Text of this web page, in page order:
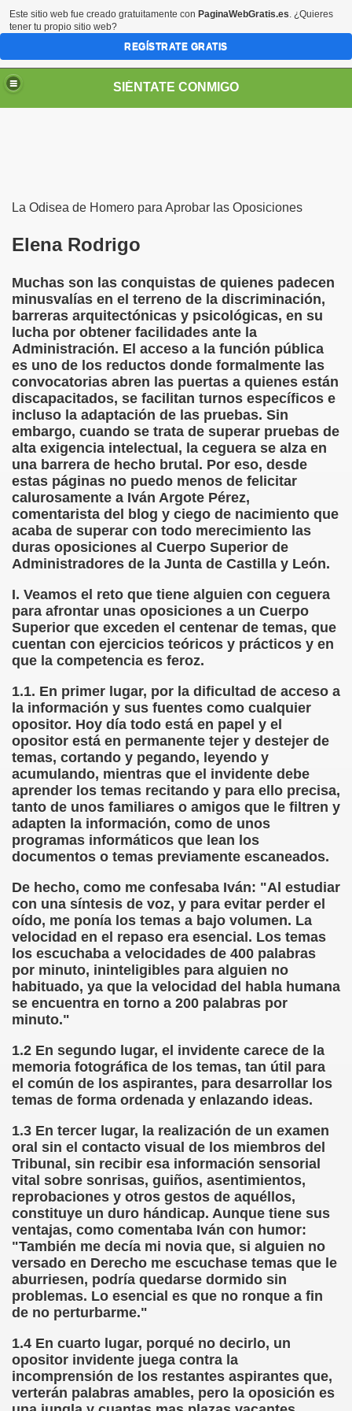
SIÉNTATE CONMIGO
La Odisea de Homero para Aprobar las Oposiciones
Elena Rodrigo
Muchas son las conquistas de quienes padecen
minusvalías en el terreno de la discriminación,
barreras arquitectónicas y psicológicas, en su
lucha por obtener facilidades ante la
Administración. El acceso a la función pública
es uno de los reductos donde formalmente las
convocatorias abren las puertas a quienes están
discapacitados, se facilitan turnos específicos e
incluso la adaptación de las pruebas. Sin
embargo, cuando se trata de superar pruebas de
alta exigencia intelectual, la ceguera se alza en
una barrera de hecho brutal. Por eso, desde
estas páginas no puedo menos de felicitar
calurosamente a Iván Argote Pérez,
comentarista del blog y ciego de nacimiento que
acaba de superar con todo merecimiento las
duras oposiciones al Cuerpo Superior de
Administradores de la Junta de Castilla y León.
I. Veamos el reto que tiene alguien con ceguera
para afrontar unas oposiciones a un Cuerpo
Superior que exceden el centenar de temas, que
cuentan con ejercicios teóricos y prácticos y en
que la competencia es feroz.
1.1. En primer lugar, por la dificultad de acceso a
la información y sus fuentes como cualquier
opositor. Hoy día todo está en papel y el
opositor está en permanente tejer y destejer de
temas, cortando y pegando, leyendo y
acumulando, mientras que el invidente debe
aprender los temas recitando y para ello precisa,
tanto de unos familiares o amigos que le filtren y
adapten la información, como de unos
programas informáticos que lean los
documentos o temas previamente escaneados.
De hecho, como me confesaba Iván: "Al estudiar
con una síntesis de voz, y para evitar perder el
oído, me ponía los temas a bajo volumen. La
velocidad en el repaso era esencial. Los temas
los escuchaba a velocidades de 400 palabras
por minuto, ininteligibles para alguien no
habituado, ya que la velocidad del habla humana
se encuentra en torno a 200 palabras por
minuto."
1.2 En segundo lugar, el invidente carece de la
memoria fotográfica de los temas, tan útil para
el común de los aspirantes, para desarrollar los
temas de forma ordenada y enlazando ideas.
1.3 En tercer lugar, la realización de un examen
oral sin el contacto visual de los miembros del
Tribunal, sin recibir esa información sensorial
vital sobre sonrisas, guiños, asentimientos,
reprobaciones y otros gestos de aquéllos,
constituye un duro hándicap. Aunque tiene sus
ventajas, como comentaba Iván con humor:
"También me decía mi novia que, si alguien no
versado en Derecho me escuchase temas que le
aburriesen, podría quedarse dormido sin
problemas. Lo esencial es que no ronque a fin
de no perturbarme."
1.4 En cuarto lugar, porqué no decirlo, un
opositor invidente juega contra la
incomprensión de los restantes aspirantes que,
verterán palabras amables, pero la oposición es
Zurita)
(Pedro Zurita)
(grup d'Afiliats CRE ONCE Barcelona, Català y
Visual (Pedro Zurita)
los Ciegos (Pablo Madrid Herruzo)
Bejarano)
León (Juan José Miñana)
a Charles Barbier (Pablo Madrid Herruzo)
(Pedro Zurita)
Sus Precios (Pedro Zurita)
de l'Adolescència en Nois-es Cecs i Deficients
a Desarrollar CRE Joan Amades ONCE, 1990 (Miquel
en Peligro de Extinción (Eutiquio Cabrerizo)
Todos (Pedro Zurita)
Borrás)
Social, Córdoba 03-03-09 (Pedro A. Zurita)
de Sor Sacramento)
Elissalde)
1ª Escuela de Ciegos Que Hubo en España (Jesús
06-09 (Pedro Zurita)
(Francisco Javier Bernal García)
(Roberto Enjuto)
Fundamento Y Sentimientos (Samuel Rodríguez
la Luz (Alberto Gil)
(Francesc Miñana)
Suárez Santana)
no latino (Pedro Zurita)
Zurita, Ex Secretario Unión Mundial de Ciegos (Pedro
Ex Secretari Unió Mundial de Cecs, català (Pedro
del Monumento a Luis Braille, 1980 (editora
Baquero, Conferencia (David López)
Este sitio web fue creado gratuitamente con PaginaWebGratis.es. ¿Quieres
tener tu propio sitio web?
REGÍSTRATE GRATIS